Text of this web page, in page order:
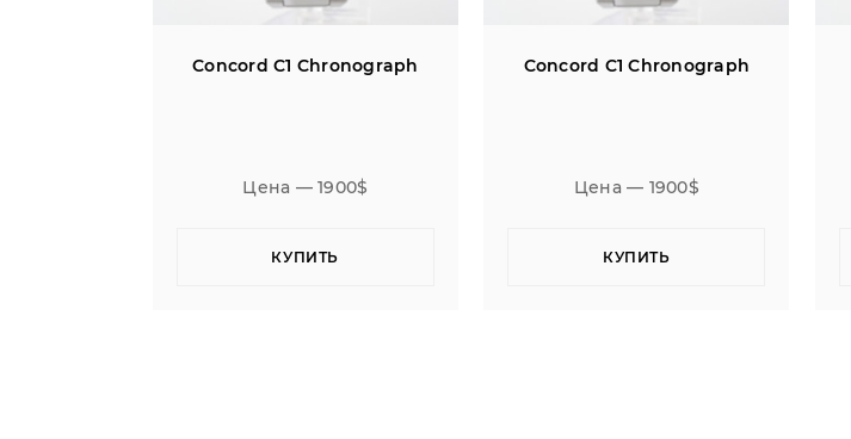
Concord C1 Chronograph
Цена — 1900$
КУПИТЬ
Concord C1 Chronograph
Цена — 1900$
КУПИТЬ